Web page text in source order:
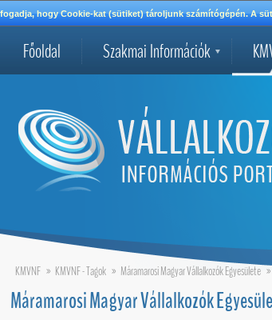
hogy Cookie-kat (sütiket) tároljunk számítógépén. A
Főoldal Szakmai Információk
KMVNF » KMVNF - Tagok » Máramarosi Magyar Vállalkozók Egyesülete »
Máramarosi Magyar Vállalkozók